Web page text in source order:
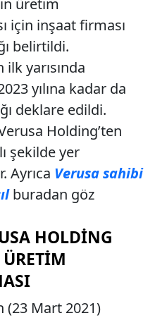
için inşaat firması
belirtildi.
ilk yarısında
yılına kadar da
deklare edildi.
Holding’ten
şekilde yer
Ayrıca Verusa sahibi
buradan göz
HOLDING
(23 Mart 2021)